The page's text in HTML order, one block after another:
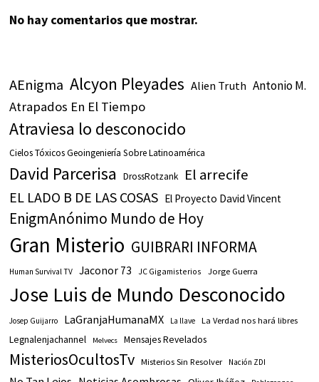
No hay comentarios que mostrar.
AEnigma Alcyon Pleyades Alien Truth Antonio M.
Atrapados En El Tiempo
Atraviesa lo desconocido
Cielos Tóxicos Geoingeniería Sobre Latinoamérica
David Parcerisa DrossRotzank El arrecife
EL LADO B DE LAS COSAS El Proyecto David Vincent
EnigmAnónimo Mundo de Hoy
Gran Misterio GUIBRARI INFORMA
Human Survival TV Jaconor 73 JC Gigamisterios Jorge Guerra
Jose Luis de Mundo Desconocido
Josep Guijarro LaGranjaHumanaMX La llave La Verdad nos hará libres
Legnalenjachannel Melvecs Mensajes Revelados
MisteriosOcultosTv Misterios Sin Resolver Nación ZDI